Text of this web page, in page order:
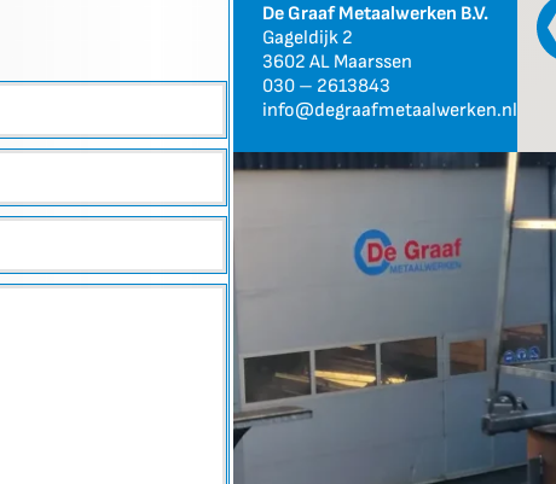
De Graaf Metaalwerken B.V.
Gageldijk 2
3602 AL Maarssen
030 – 2613843
info@degraafmetaalwerken.nl